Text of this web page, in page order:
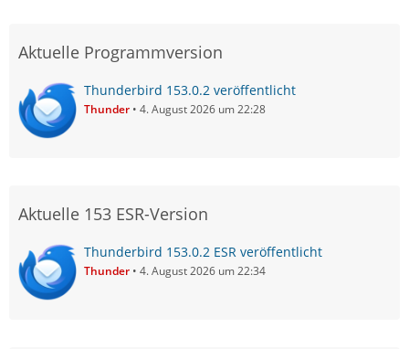
Aktuelle Programmversion
Thunderbird 153.0.2 veröffentlicht
Thunder 4. August 2026 um 22:28
Aktuelle 153 ESR-Version
Thunderbird 153.0.2 ESR veröffentlicht
Thunder 4. August 2026 um 22:34